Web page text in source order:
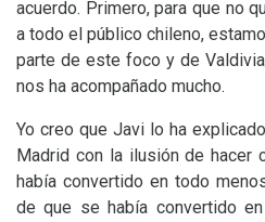
acuerdo. Primero, para que no
a todo el público chileno,
parte de este foco y de
nos ha acompañado mucho.
Yo creo que Javi lo ha
Madrid con la ilusión de hacer
había convertido en todo
de que se había convertido